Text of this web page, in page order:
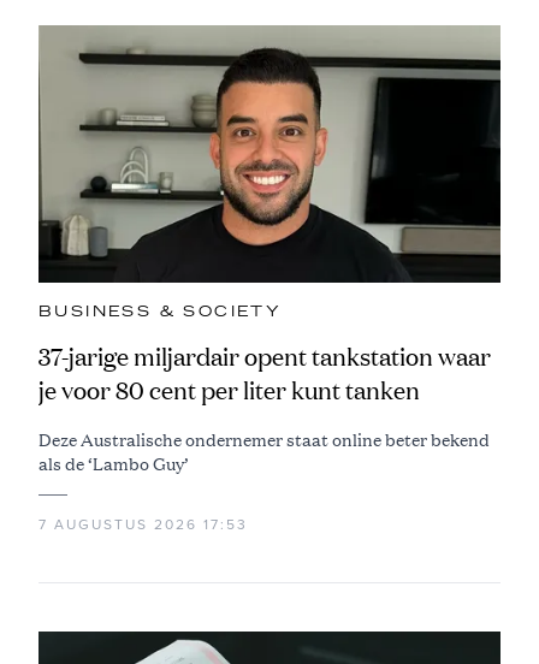
BUSINESS & SOCIETY
37-jarige miljardair opent tankstation waar
je voor 80 cent per liter kunt tanken
Deze Australische ondernemer staat online beter bekend
als de ‘Lambo Guy’
7 AUGUSTUS 2026 17:53